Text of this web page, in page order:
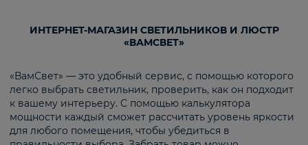
ИНТЕРНЕТ-МАГАЗИН СВЕТИЛЬНИКОВ И ЛЮСТР
«ВАМСВЕТ»
«ВамСвет» — это удобный сервис, с помощью которого
легко выбрать светильник, проверить, как он подходит
к вашему интерьеру. С помощью калькулятора
мощности каждый сможет рассчитать уровень яркости
для любого помещения, чтобы убедиться в